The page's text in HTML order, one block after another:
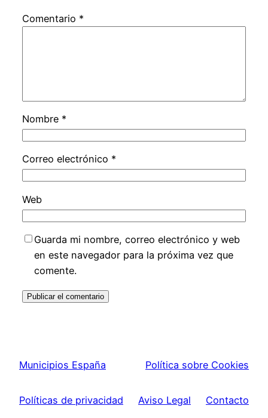
Comentario *
Nombre *
Correo electrónico *
Web
Guarda mi nombre, correo electrónico y web
en este navegador para la próxima vez que
comente.
Municipios España Política sobre Cookies
Políticas de privacidad Aviso Legal Contacto